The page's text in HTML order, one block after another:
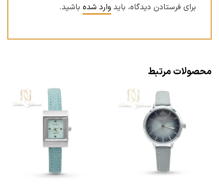
برای فرستادن دیدگاه، باید وارد شده باشید.
محصولات مرتبط